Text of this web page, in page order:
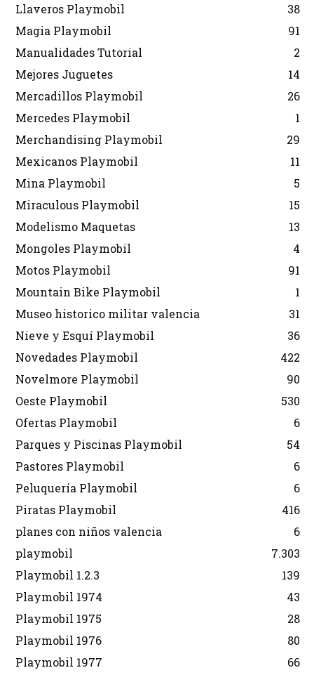
Llaveros Playmobil
38
Magia Playmobil
91
Manualidades Tutorial
2
Mejores Juguetes
14
Mercadillos Playmobil
26
Mercedes Playmobil
1
Merchandising Playmobil
29
Mexicanos Playmobil
11
Mina Playmobil
5
Miraculous Playmobil
15
Modelismo Maquetas
13
Mongoles Playmobil
4
Motos Playmobil
91
Mountain Bike Playmobil
1
Museo historico militar valencia
31
Nieve y Esquí Playmobil
36
Novedades Playmobil
422
Novelmore Playmobil
90
Oeste Playmobil
530
Ofertas Playmobil
6
Parques y Piscinas Playmobil
54
Pastores Playmobil
6
Peluquería Playmobil
6
Piratas Playmobil
416
planes con niños valencia
6
playmobil
7.303
Playmobil 1.2.3
139
Playmobil 1974
43
Playmobil 1975
28
Playmobil 1976
80
Playmobil 1977
66